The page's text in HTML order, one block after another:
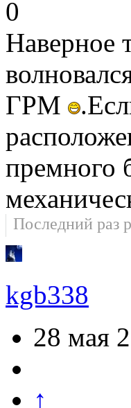
0
Наверное
ГРМ
премного
Последний раз
kgb338
28 мая
↑